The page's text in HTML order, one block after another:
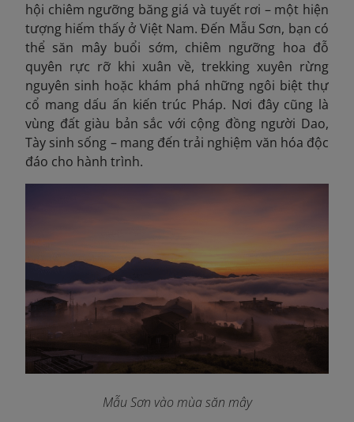
hội chiêm ngưỡng băng giá và tuyết rơi – một hiện
tượng hiếm thấy ở Việt Nam. Đến Mẫu Sơn, bạn có
thể săn mây buổi sớm, chiêm ngưỡng hoa đỗ
quyên rực rỡ khi xuân về, trekking xuyên rừng
nguyên sinh hoặc khám phá những ngôi biệt thự
cổ mang dấu ấn kiến trúc Pháp. Nơi đây cũng là
vùng đất giàu bản sắc với cộng đồng người Dao,
Tày sinh sống – mang đến trải nghiệm văn hóa độc
đáo cho hành trình.
Mẫu Sơn vào mùa săn mây